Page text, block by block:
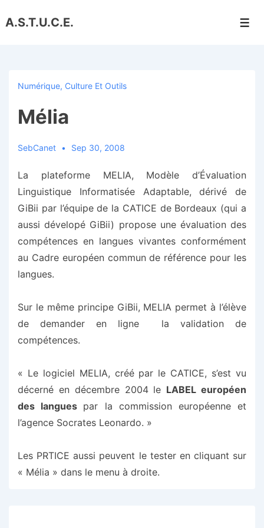
passer
A.S.T.U.C.E.
Numérique, Culture Et Outils
Mélia
SebCanet Sep 30, 2008
La plateforme MELIA, Modèle d’Évaluation
Linguistique Informatisée Adaptable, dérivé de
GiBii par l’équipe de la CATICE de Bordeaux (qui a
aussi dévelopé GiBii) propose une évaluation des
compétences en langues vivantes conformément
au Cadre européen commun de référence pour les
langues.
Sur le même principe GiBii, MELIA permet à l’élève
de demander en ligne la validation de
compétences.
« Le logiciel MELIA, créé par le CATICE, s’est vu
décerné en décembre 2004 le LABEL européen
des langues par la commission européenne et
l’agence Socrates Leonardo. »
Les PRTICE aussi peuvent le tester en cliquant sur
« Mélia » dans le menu à droite.